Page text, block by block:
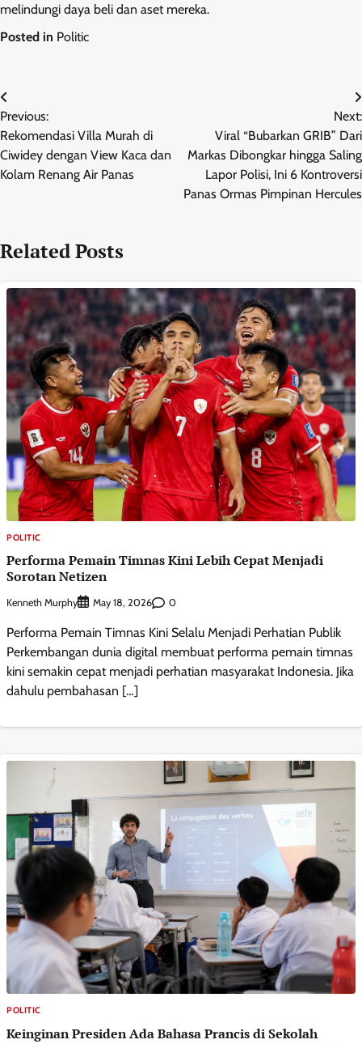
melindungi daya beli dan aset mereka.
Posted in Politic
Post
navigation
Previous:
Rekomendasi Villa Murah di
Ciwidey dengan View Kaca dan
Kolam Renang Air Panas
Next:
Viral “Bubarkan GRIB” Dari
Markas Dibongkar hingga Saling
Lapor Polisi, Ini 6 Kontroversi
Panas Ormas Pimpinan Hercules
Related Posts
POLITIC
Performa Pemain Timnas Kini Lebih Cepat Menjadi
Sorotan Netizen
Kenneth Murphy May 18, 2026 0
Performa Pemain Timnas Kini Selalu Menjadi Perhatian Publik
Perkembangan dunia digital membuat performa pemain timnas
kini semakin cepat menjadi perhatian masyarakat Indonesia. Jika
dahulu pembahasan […]
POLITIC
Keinginan Presiden Ada Bahasa Prancis di Sekolah